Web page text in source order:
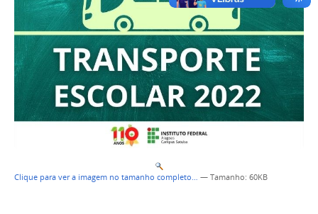
Clique para ver a imagem no tamanho completo… — Tamanho: 60KB